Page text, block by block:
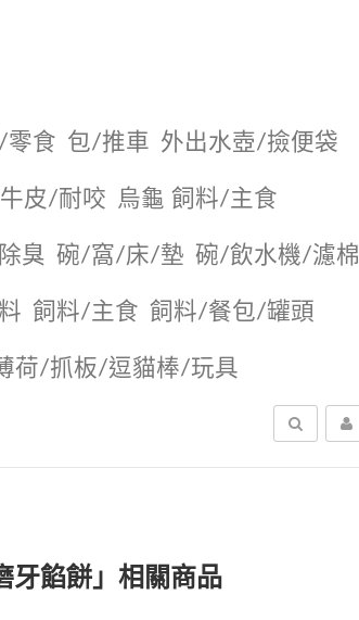
零食 包/推車 外出水壺/撿便袋
皮/耐咬 烏龜 飼料/主食
臭 碗/窩/床/墊 碗/飲水機/濾棉
飼料/主食 飼料/餐包/罐頭
荷/抓板/逗貓棒/玩具
搜尋
牙餡餅」相關商品